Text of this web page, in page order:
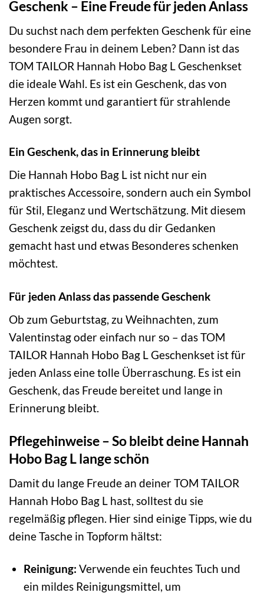
Geschenk – Eine Freude für jeden Anlass
Du suchst nach dem perfekten Geschenk für eine
besondere Frau in deinem Leben? Dann ist das
TOM TAILOR Hannah Hobo Bag L Geschenkset
die ideale Wahl. Es ist ein Geschenk, das von
Herzen kommt und garantiert für strahlende
Augen sorgt.
Ein Geschenk, das in Erinnerung bleibt
Die Hannah Hobo Bag L ist nicht nur ein
praktisches Accessoire, sondern auch ein Symbol
für Stil, Eleganz und Wertschätzung. Mit diesem
Geschenk zeigst du, dass du dir Gedanken
gemacht hast und etwas Besonderes schenken
möchtest.
Für jeden Anlass das passende Geschenk
Ob zum Geburtstag, zu Weihnachten, zum
Valentinstag oder einfach nur so – das TOM
TAILOR Hannah Hobo Bag L Geschenkset ist für
jeden Anlass eine tolle Überraschung. Es ist ein
Geschenk, das Freude bereitet und lange in
Erinnerung bleibt.
Pflegehinweise – So bleibt deine Hannah
Hobo Bag L lange schön
Damit du lange Freude an deiner TOM TAILOR
Hannah Hobo Bag L hast, solltest du sie
regelmäßig pflegen. Hier sind einige Tipps, wie du
deine Tasche in Topform hältst:
Reinigung: Verwende ein feuchtes Tuch und
ein mildes Reinigungsmittel, um